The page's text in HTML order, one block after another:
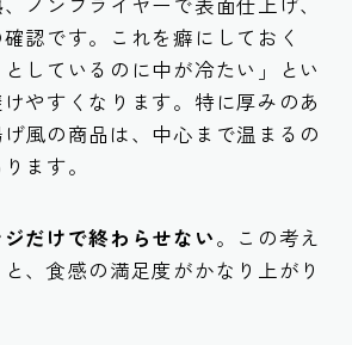
認です。これを癖にしておく
しているのに中が冷たい」とい
やすくなります。特に厚みのあ
風の商品は、中心まで温まるの
ます。
だけで終わらせない。この考え
、食感の満足度がかなり上がり